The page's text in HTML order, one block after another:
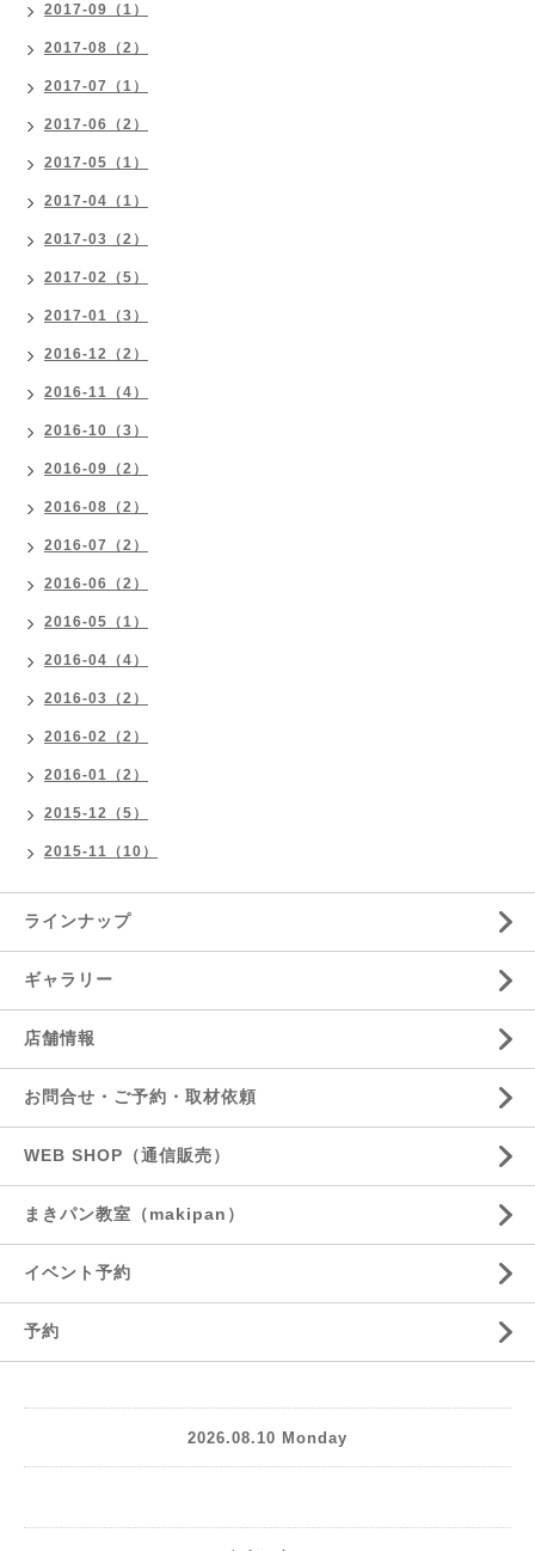
2017-09（1）
2017-08（2）
2017-07（1）
2017-06（2）
2017-05（1）
2017-04（1）
2017-03（2）
2017-02（5）
2017-01（3）
2016-12（2）
2016-11（4）
2016-10（3）
2016-09（2）
2016-08（2）
2016-07（2）
2016-06（2）
2016-05（1）
2016-04（4）
2016-03（2）
2016-02（2）
2016-01（2）
2015-12（5）
2015-11（10）
ラインナップ
ギャラリー
店舗情報
お問合せ・ご予約・取材依頼
WEB SHOP（通信販売）
まきパン教室（makipan）
イベント予約
予約
2026.08.10 Monday